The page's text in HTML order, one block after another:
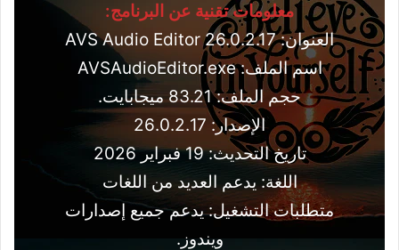
معلومات تقنية عن البرنامج:
العنوان: AVS Audio Editor 26.0.2.17
اسم الملف: AVSAudioEditor.exe
حجم الملف: 83.21 ميجابايت.
الإصدار: 26.0.2.17
تاريخ التحديث: 19 فبراير 2026
اللغة: يدعم العديد من اللغات
متطلبات التشغيل: يدعم جميع إصدارات
ويندوز.